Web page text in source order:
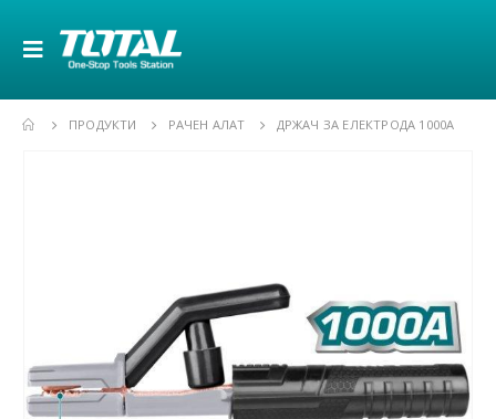
ПРОДУКТИ РАЧЕН АЛАТ ДРЖАЧ ЗА ЕЛЕКТРОДА 1000А